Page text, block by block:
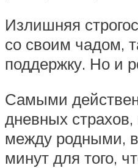
Излишняя
со своим чадом,
поддержку. Но и
Самыми
дневных
между родными,
минут для того,